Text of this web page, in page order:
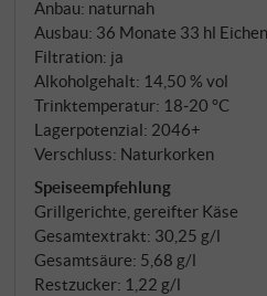
Anbau: naturnah
Ausbau: 36 Monate 33 hl
Filtration: ja
Alkoholgehalt: 14,50 % vol
Trinktemperatur: 18‑20 °C
Lagerpotenzial: 2046+
Verschluss: Naturkorken
Speiseempfehlung
Grillgerichte, gereifter Käse
Gesamtextrakt: 30,25 g/l
Gesamtsäure: 5,68 g/l
Restzucker: 1,22 g/l